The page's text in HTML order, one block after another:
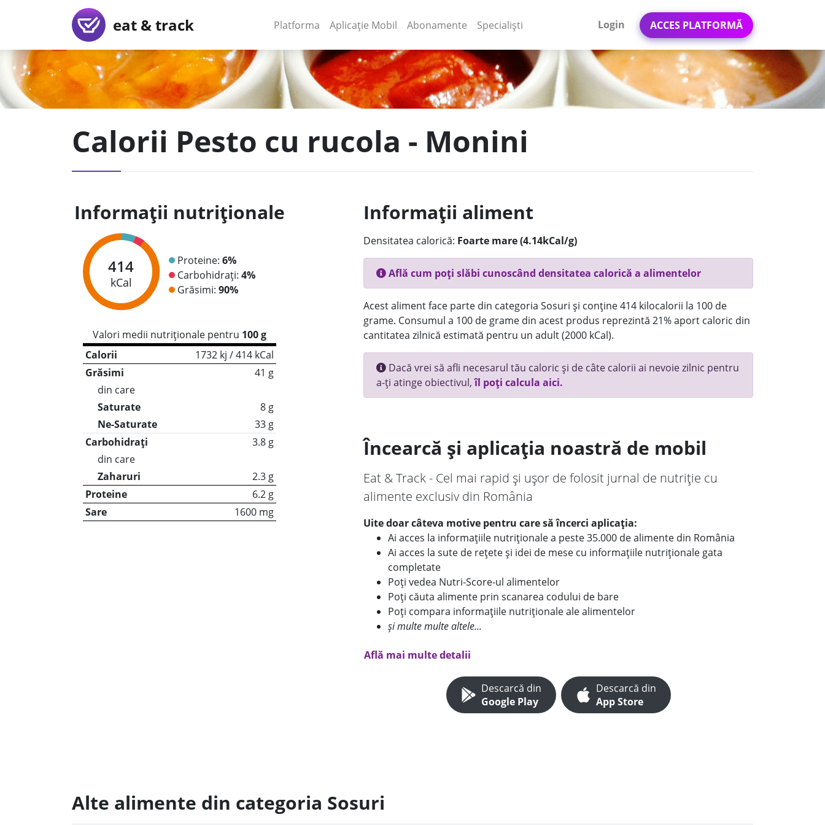
eat & track Platforma (current)
Aplicație Mobil (current)
Abonamente Specialiști Login ACCES PLATFORMĂ
Calorii Pesto cu rucola - Monini
Informații nutriționale
414
kCal
Proteine: 6%
Carbohidrați: 4%
Grăsimi: 90%
Valori medii nutriționale pentru 100 g
Calorii
1732 kj / 414 kCal
Grăsimi
41 g
din care
Saturate
8 g
Ne-Saturate
33 g
Carbohidrați
3.8 g
din care
Zaharuri
2.3 g
Proteine
6.2 g
Sare
1600 mg
Informații aliment
Densitatea calorică: Foarte mare (4.14kCal/g)
Află cum poți slăbi cunoscând densitatea calorică a alimentelor
Acest aliment face parte din categoria Sosuri și conține 414 kilocalorii la 100 de
grame. Consumul a 100 de grame din acest produs reprezintă 21% aport caloric din
cantitatea zilnică estimată pentru un adult (2000 kCal).
Dacă vrei să afli necesarul tău caloric și de câte calorii ai nevoie zilnic pentru
a-ți atinge obiectivul,îl poți calcula aici.
Încearcă și aplicația noastră de mobil
Eat & Track - Cel mai rapid și ușor de folosit jurnal de nutriție cu
alimente exclusiv din România
Uite doar câteva motive pentru care să încerci aplicația:
Ai acces la informațiile nutriționale a peste 35.000 de alimente din România
Ai acces la sute de rețete și idei de mese cu informațiile nutriționale gata
completate
Poți vedea Nutri-Score-ul alimentelor
Poți căuta alimente prin scanarea codului de bare
Poți compara informațiile nutriționale ale alimentelor
și multe multe altele...
Află mai multe detalii
Descarcă din
Google Play
Descarcă din
App Store
Alte alimente din categoria Sosuri